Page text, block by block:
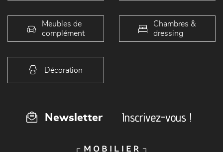
Meubles de
complément
Chambres &
dressing
Décoration
Newsletter Inscrivez-vous !